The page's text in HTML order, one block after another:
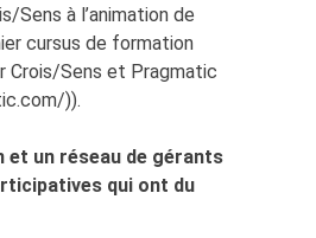
Sens à l’animation de
cursus de formation
Crois/Sens et Pragmatic
)).
et un réseau de gérants
qui ont du